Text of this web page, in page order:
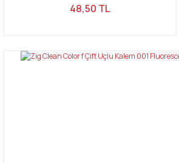
48,50 TL